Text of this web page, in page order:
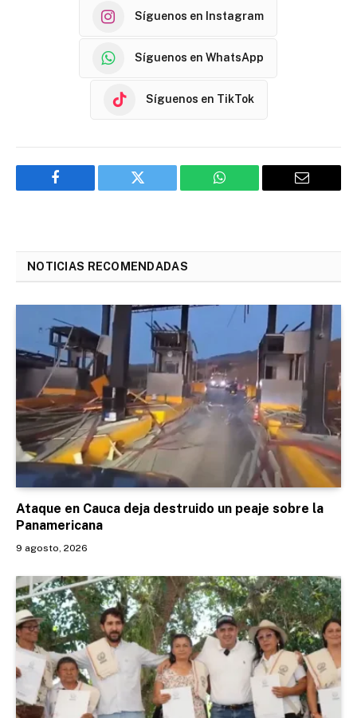
Síguenos en Instagram
Síguenos en WhatsApp
Síguenos en TikTok
Facebook Twitter WhatsApp Email
NOTICIAS RECOMENDADAS
Ataque en Cauca deja destruido un peaje sobre la
Panamericana
9 agosto, 2026